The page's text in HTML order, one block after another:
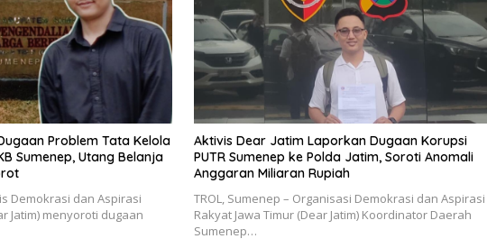
Problem Tata Kelola
Sumenep, Utang Belanja
Demokrasi dan Aspirasi
Jatim) menyoroti dugaan
Aktivis Dear Jatim Laporkan Dugaan Korupsi
PUTR Sumenep ke Polda Jatim, Soroti Anomali
Anggaran Miliaran Rupiah
TROL, Sumenep – Organisasi Demokrasi dan Aspirasi
Rakyat Jawa Timur (Dear Jatim) Koordinator Daerah
Sumenep…